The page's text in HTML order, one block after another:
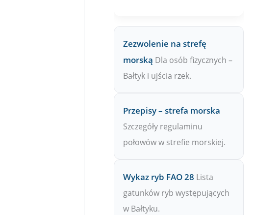
Zezwolenie na strefę
morską Dla osób fizycznych –
Bałtyk i ujścia rzek.
Przepisy – strefa morska
Szczegóły regulaminu
połowów w strefie morskiej.
Wykaz ryb FAO 28 Lista
gatunków ryb występujących
w Bałtyku.